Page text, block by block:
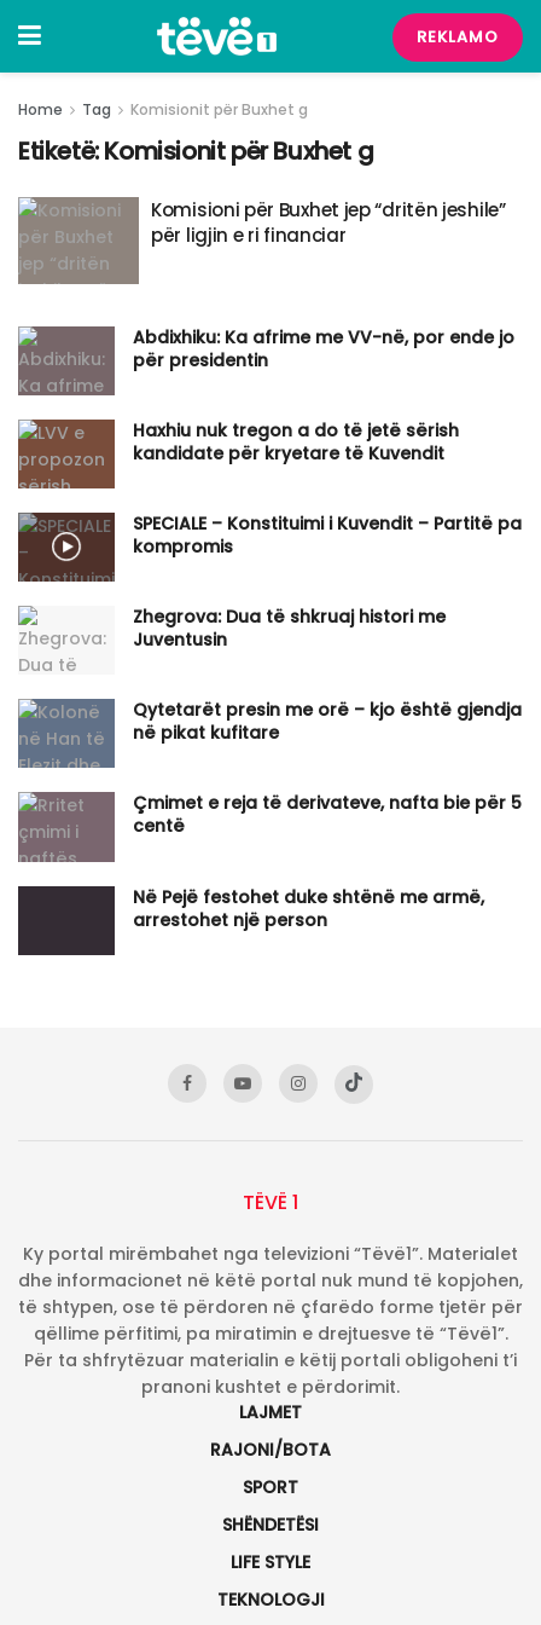
REKLAMO
Home Tag Komisionit për Buxhet g
Etiketë:Komisionit për Buxhet g
​Komisioni për Buxhet jep “dritën jeshile”
për ligjin e ri financiar
Abdixhiku: Ka afrime me VV-në, por ende jo
për presidentin
​Haxhiu nuk tregon a do të jetë sërish
kandidate për kryetare të Kuvendit
SPECIALE – Konstituimi i Kuvendit – Partitë pa
kompromis
Zhegrova: Dua të shkruaj histori me
Juventusin
Qytetarët presin me orë – kjo është gjendja
në pikat kufitare
Çmimet e reja të derivateve, nafta bie për 5
centë
Në Pejë festohet duke shtënë me armë,
arrestohet një person
TËVË 1
Ky portal mirëmbahet nga televizioni “Tëvë1”. Materialet
dhe informacionet në këtë portal nuk mund të kopjohen,
të shtypen, ose të përdoren në çfarëdo forme tjetër për
qëllime përfitimi, pa miratimin e drejtuesve të “Tëvë1”.
Për ta shfrytëzuar materialin e këtij portali obligoheni t’i
pranoni kushtet e përdorimit.
LAJMET
RAJONI/BOTA
SPORT
SHËNDETËSI
LIFE STYLE
TEKNOLOGJI